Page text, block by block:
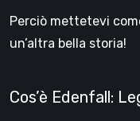
Perciò mettetevi
un’altra bella storia!
Cos’è Edenfall: